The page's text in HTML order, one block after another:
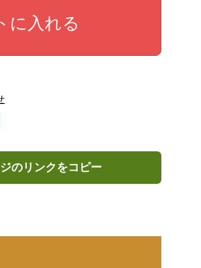
に入れる
のリンクをコピー